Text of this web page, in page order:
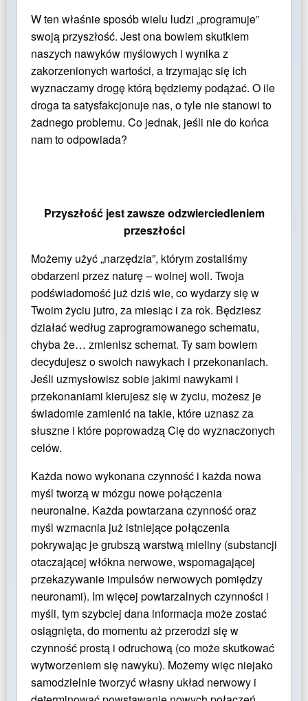
W ten właśnie sposób wielu ludzi „programuje”
swoją przyszłość. Jest ona bowiem skutkiem
naszych nawyków myślowych i wynika z
zakorzenionych wartości, a trzymając się ich
wyznaczamy drogę którą będziemy podążać. O ile
droga ta satysfakcjonuje nas, o tyle nie stanowi to
żadnego problemu. Co jednak, jeśli nie do końca
nam to odpowiada?
Przyszłość jest zawsze odzwierciedleniem
przeszłości
Możemy użyć „narzędzia”, którym zostaliśmy
obdarzeni przez naturę – wolnej woli. Twoja
podświadomość już dziś wie, co wydarzy się w
Twoim życiu jutro, za miesiąc i za rok. Będziesz
działać według zaprogramowanego schematu,
chyba że… zmienisz schemat. Ty sam bowiem
decydujesz o swoich nawykach i przekonaniach.
Jeśli uzmysłowisz sobie jakimi nawykami i
przekonaniami kierujesz się w życiu, możesz je
świadomie zamienić na takie, które uznasz za
słuszne i które poprowadzą Cię do wyznaczonych
celów.
Każda nowo wykonana czynność i każda nowa
myśl tworzą w mózgu nowe połączenia
neuronalne. Każda powtarzana czynność oraz
myśl wzmacnia już istniejące połączenia
pokrywając je grubszą warstwą mieliny (substancji
otaczającej włókna nerwowe, wspomagającej
przekazywanie impulsów nerwowych pomiędzy
neuronami). Im więcej powtarzalnych czynności i
myśli, tym szybciej dana informacja może zostać
osiągnięta, do momentu aż przerodzi się w
czynność prostą i odruchową (co może skutkować
wytworzeniem się nawyku). Możemy więc niejako
samodzielnie tworzyć własny układ nerwowy i